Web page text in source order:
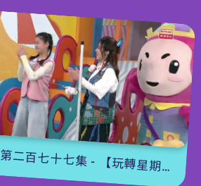
第二百七十七集 - 【玩轉星期五】 蝴蝶變變變